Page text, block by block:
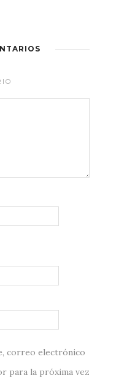
correo electrónico
para la próxima vez